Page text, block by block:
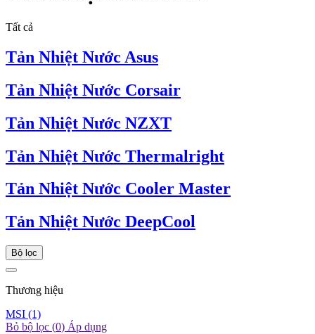
Tất cả
Tản Nhiệt Nước Asus
Tản Nhiệt Nước Corsair
Tản Nhiệt Nước NZXT
Tản Nhiệt Nước Thermalright
Tản Nhiệt Nước Cooler Master
Tản Nhiệt Nước DeepCool
Bộ lọc
Thương hiệu
MSI (1)
Bỏ bộ lọc (0) Áp dụng